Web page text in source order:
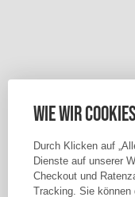
Wie wir
Durch Klicken auf
Dienste auf unserer
Checkout und
Tracking. Sie können